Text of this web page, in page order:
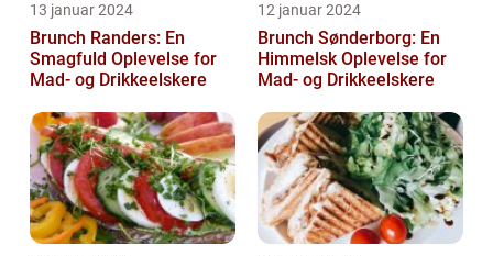
13 januar 2024
Brunch Randers: En
Smagfuld Oplevelse for
Mad- og Drikkeelskere
12 januar 2024
Brunch Sønderborg: En
Himmelsk Oplevelse for
Mad- og Drikkeelskere